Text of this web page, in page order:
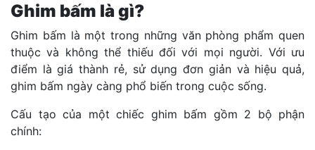
Ghim bấm là gì?
Ghim bấm là một trong những văn phòng phẩm quen
thuộc và không thể thiếu đối với mọi người. Với ưu
điểm là giá thành rẻ, sử dụng đơn giản và hiệu quả,
ghim bấm ngày càng phổ biến trong cuộc sống.
Cấu tạo của một chiếc ghim bấm gồm 2 bộ phận
chính: